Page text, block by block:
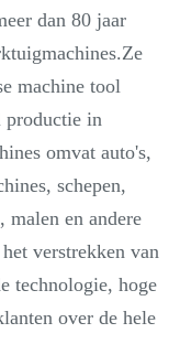
dan 80 jaar
machine tool
productie in
omvat auto's,
schepen,
malen en andere
verstrekken van
technologie, hoge
over de hele